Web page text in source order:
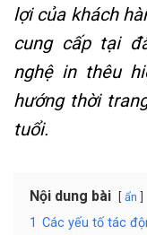
lợi của khách
cung cấp tại
nghệ in thêu
hướng thời
tuổi.
Nội dung bài ẩn
1 Các yếu tố tác